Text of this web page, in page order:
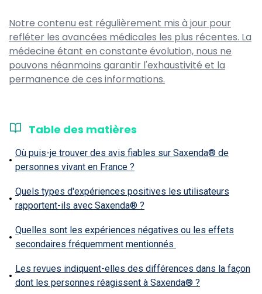
Notre contenu est régulièrement mis à jour pour
refléter les avancées médicales les plus récentes. La
médecine étant en constante évolution, nous ne
pouvons néanmoins garantir l'exhaustivité et la
permanence de ces informations.
Table des matières
Où puis-je trouver des avis fiables sur Saxenda® de
personnes vivant en France ?
Quels types d'expériences positives les utilisateurs
rapportent-ils avec Saxenda® ?
Quelles sont les expériences négatives ou les effets
secondaires fréquemment mentionnés
Les revues indiquent-elles des différences dans la façon
dont les personnes réagissent à Saxenda® ?